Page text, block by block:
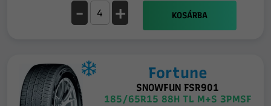
- + KOSÁRBA
Fortune
SNOWFUN FSR901
185/65R15 88H TL M+S 3PMSF